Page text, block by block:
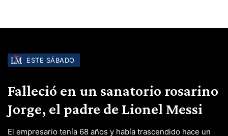
ESTE SÁBADO
Falleció en un sanatorio rosarino
Jorge, el padre de Lionel Messi
El empresario tenía 68 años y había trascendido hace un